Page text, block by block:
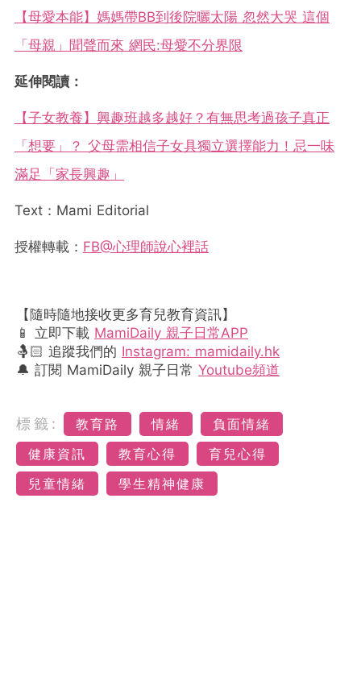
【母愛本能】媽媽帶BB到後院曬太陽 忽然大哭 這個
「母親」聞聲而來 網民:母愛不分界限
延伸閱讀：
【子女教養】興趣班越多越好？有無思考過孩子真正
「想要」？ 父母需相信子女具獨立選擇能力！忌一味
滿足「家長興趣」
Text：Mami Editorial
授權轉載： FB@心理師說心裡話
【隨時隨地接收更多育兒教育資訊】
📱 立即下載 MamiDaily 親子日常APP
🤱🏻 追蹤我們的 Instagram: mamidaily.hk
🔔 訂閱 MamiDaily 親子日常 Youtube頻道
標籤: 教育路 情緒
負面情緒
健康資訊
教育心得
育兒心得
兒童情緒
學生精神健康